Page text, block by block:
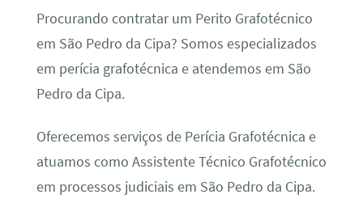
Procurando contratar um Perito Grafotécnico
em São Pedro da Cipa? Somos especializados
em perícia grafotécnica e atendemos em São
Pedro da Cipa.
Oferecemos serviços de Perícia Grafotécnica e
atuamos como Assistente Técnico Grafotécnico
em processos judiciais em São Pedro da Cipa.